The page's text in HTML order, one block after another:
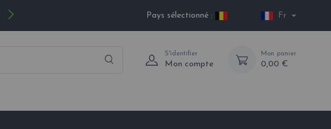
Pays sélectionné : Fr
S'identifier
Mon compte
Mon panier
0,00 €